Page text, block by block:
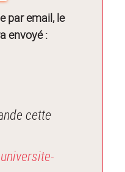
par email, le
envoyé :
cette